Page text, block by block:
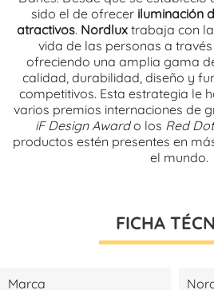
sido el de ofrecer iluminación
atractivos. Nordlux trabaja con
vida de las personas a
ofreciendo una amplia gama
calidad, durabilidad, diseño y
competitivos. Esta estrategia le
varios premios internaciones de
iF Design Awardo los Red
productos estén presentes en
el mundo.
FICHA
Marca